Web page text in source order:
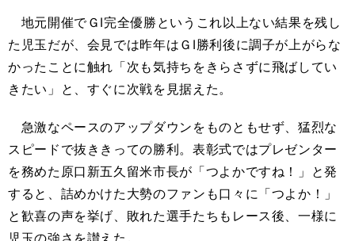
地元開催でＧⅠ完全優勝というこれ以上ない結果を残し
た児玉だが、会見では昨年はＧⅠ勝利後に調子が上がらな
かったことに触れ「次も気持ちをきらさずに飛ばしてい
きたい」と、すぐに次戦を見据えた。
急激なペースのアップダウンをものともせず、猛烈な
スピードで抜ききっての勝利。表彰式ではプレゼンター
を務めた原口新五久留米市長が「つよかですね！」と発
すると、詰めかけた大勢のファンも口々に「つよか！」
と歓喜の声を挙げ、敗れた選手たちもレース後、一様に
児玉の強さを讃えた。